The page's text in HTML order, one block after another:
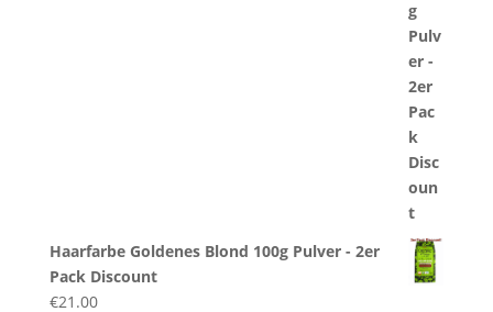
Haarfarbe Goldenes Blond 100g Pulver - 2er
Pack Discount
€21.00